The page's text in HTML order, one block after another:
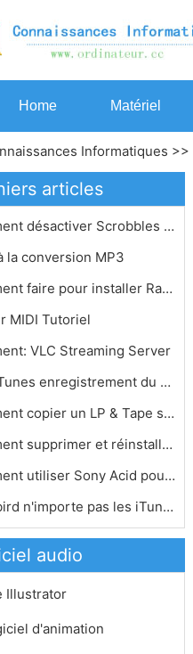
Home Matériel
Informatiques >>
articles
Comment désactiver Scrobbles De Son…
la conversion MP3
Comment faire pour installer Raison …
MIDI Tutoriel
VLC Streaming Server
Mon iTunes enregistrement du disque …
Comment copier un LP & Tape sur un C…
Comment supprimer et réinstaller iT…
Comment utiliser Sony Acid pour fair…
Songbird n'importe pas les iTunes Ly…
audio
Illustrator
d'animation